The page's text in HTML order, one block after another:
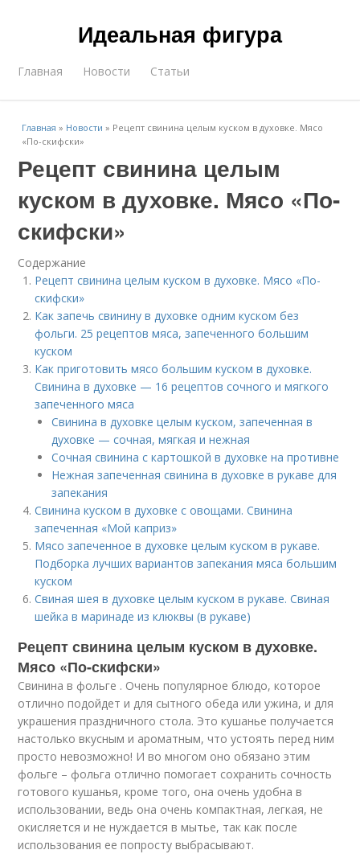
Идеальная фигура
Главная Новости Статьи
Главная » Новости » Рецепт свинина целым куском в духовке. Мясо
«По-скифски»
Рецепт свинина целым
куском в духовке. Мясо «По-
скифски»
Содержание
Рецепт свинина целым куском в духовке. Мясо «По-
скифски»
Как запечь свинину в духовке одним куском без
фольги. 25 рецептов мяса, запеченного большим
куском
Как приготовить мясо большим куском в духовке.
Свинина в духовке — 16 рецептов сочного и мягкого
запеченного мяса
Свинина в духовке целым куском, запеченная в
духовке — сочная, мягкая и нежная
Сочная свинина с картошкой в духовке на противне
Нежная запеченная свинина в духовке в рукаве для
запекания
Свинина куском в духовке с овощами. Свинина
запеченная «Мой каприз»
Мясо запеченное в духовке целым куском в рукаве.
Подборка лучших вариантов запекания мяса большим
куском
Свиная шея в духовке целым куском в рукаве. Свиная
шейка в маринаде из клюквы (в рукаве)
Рецепт свинина целым куском в духовке.
Мясо «По-скифски»
Свинина в фольге . Очень популярное блюдо, которое
отлично подойдет и для сытного обеда или ужина, и для
украшения праздничного стола. Это кушанье получается
настолько вкусным и ароматным, что устоять перед ним
просто невозможно! И во многом оно обязано этим
фольге – фольга отлично помогает сохранить сочность
готового кушанья, кроме того, она очень удобна в
использовании, ведь она очень компактная, легкая, не
окисляется и не нуждается в мытье, так как после
использования ее попросту выбрасывают.